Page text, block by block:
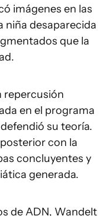
imágenes en las
niña desaparecida
que la
repercusión
en el programa
su teoría.
con la
concluyentes y
generada.
de ADN, Wandelt